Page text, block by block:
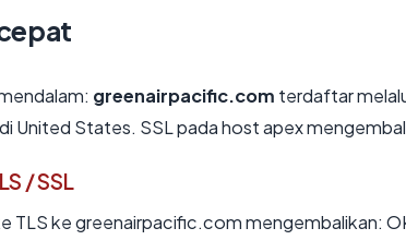
greenairpacific.com terdaftar
United States. SSL pada host apex
/ SSL
TLS ke greenairpacific.com mengembalikan: